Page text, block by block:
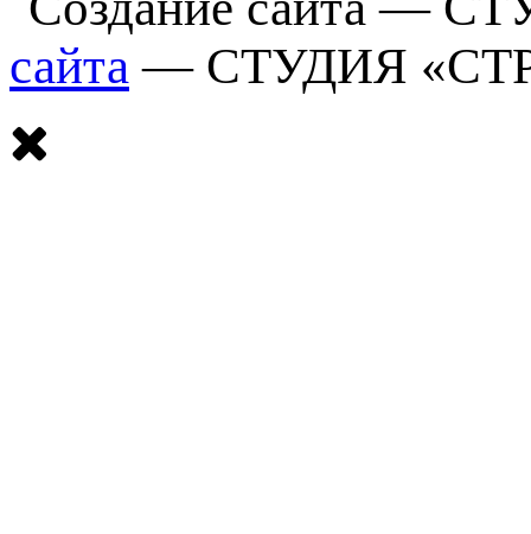
сайта — СТУДИЯ